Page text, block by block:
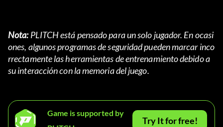
Nota: PLITCH está pensado para un solo jugador. En ocasi
ones, algunos programas de seguridad pueden marcar inco
rrectamente las herramientas de entrenamiento debido a
su interacción con la memoria del juego.
Game is supported by
Try It for free!